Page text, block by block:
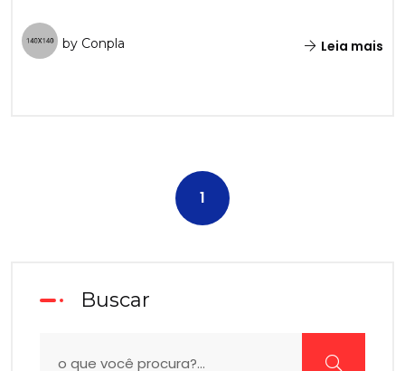
by Conpla Leia mais
1
Buscar